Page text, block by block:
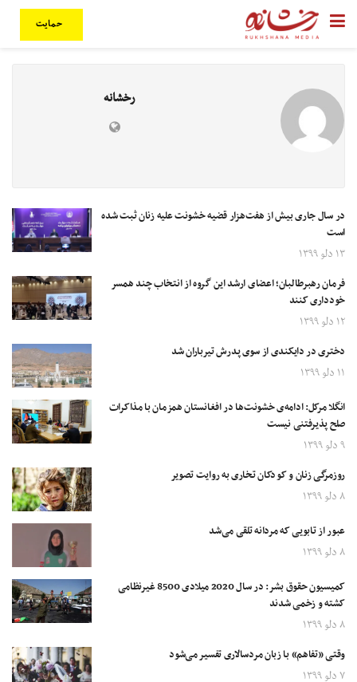
حمایت
رخشانه
در سال جاری بیش از هفت‌هزار قضیه خشونت علیه زنان ثبت شده
است
۱۳ دلو ۱۳۹۹
فرمان رهبرطالبان؛ اعضای ارشد این گروه از انتخاب چند همسر
خودداری کنند
۱۲ دلو ۱۳۹۹
دختری در دایکندی از سوی پدرش تیرباران شد
۱۱ دلو ۱۳۹۹
انگلا مرکل: ادامه‌ی خشونت‌ها در افغانستان همزمان با مذاکرات
صلح پذیرفتنی نیست
۹ دلو ۱۳۹۹
روزمرگی زنان و کودکان تخاری به روایت تصویر
۸ دلو ۱۳۹۹
عبور از تابویی که مردانه تلقی می‌شد
۸ دلو ۱۳۹۹
کمیسیون حقوق بشر: در سال 2020 میلادی 8500 غیرنظامی
کشته و زخمی شدند
۸ دلو ۱۳۹۹
وقتی «تفاهم» با زبان مردسالاری تفسیر می‌شود
۷ دلو ۱۳۹۹